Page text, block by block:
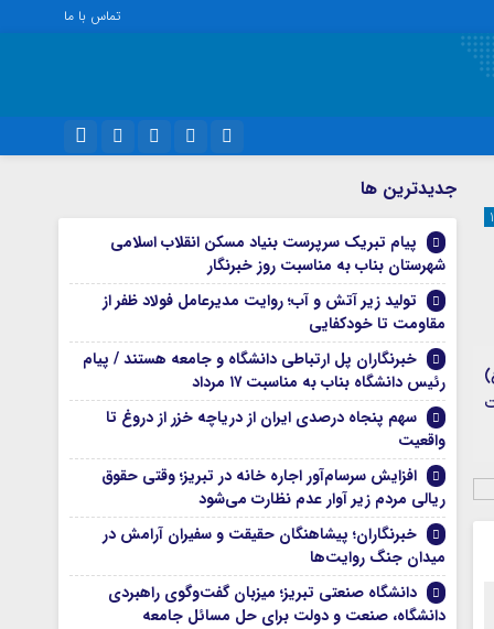
تماس با ما
سروش
ایتا
آپارات
واتساپ
رمز عبور
مرا به خاطر بسپار
اقتصاد
سیاسی
فرهنگ
جديدترين ها
پیام تبریک سرپرست بنیاد مسکن انقلاب اسلامی
شهرستان بناب به مناسبت روز خبرنگار
تولید زیر آتش و آب؛ روایت مدیرعامل فولاد ظفر از
مقاومت تا خودکفایی
خبرنگاران پل ارتباطی دانشگاه و جامعه هستند / پیام
رئیس دانشگاه بناب به مناسبت ۱۷ مرداد
سهم پنجاه درصدی ایران از دریاچه خزر از دروغ تا
واقعیت
افزایش سرسام‌آور اجاره خانه در تبریز؛ وقتی حقوق
ریالی مردم زیر آوار عدم نظارت می‌شود
خبرنگاران؛ پیشاهنگان حقیقت و سفیران آرامش در
میدان جنگ روایت‌ها
دانشگاه صنعتی تبریز؛ میزبان گفت‌وگوی راهبردی
دانشگاه، صنعت و دولت برای حل مسائل جامعه